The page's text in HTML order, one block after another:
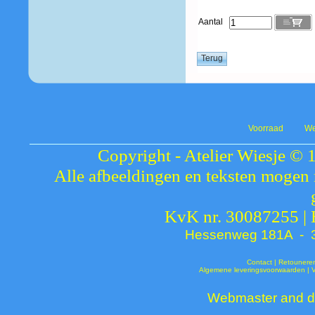
Aantal
Voorraad
Copyright - Atelier Wiesje ©
Alle afbeeldingen en teksten
KvK nr. 30087255 |
Hessenweg 181A -
Contact|
Algemene leveringsvoorwaarden |
Webmaster and